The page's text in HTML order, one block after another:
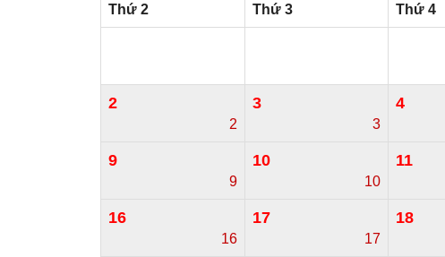
Thứ 2 Thứ 3 Thứ 4
2
2
3
3
4
9
9
10
10
11
16
16
17
17
18